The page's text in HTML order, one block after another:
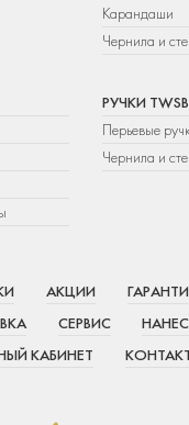
Карандаши
Чернила и
РУЧКИ
Перьевые
Чернила и
АКЦИИ
СЕРВИС
КАБИНЕТ